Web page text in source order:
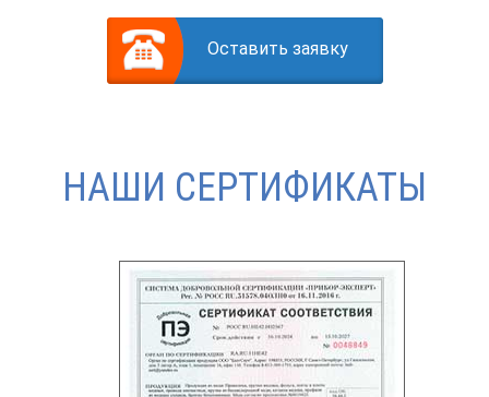
Оставить заявку
НАШИ СЕРТИФИКАТЫ